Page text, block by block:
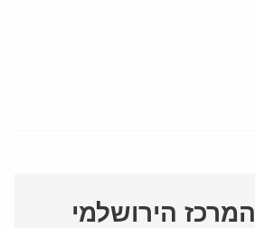
המרכז הירושלמי